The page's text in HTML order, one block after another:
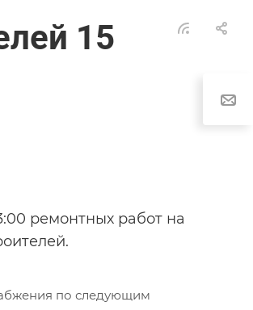
15
ремонтных работ на
по следующим